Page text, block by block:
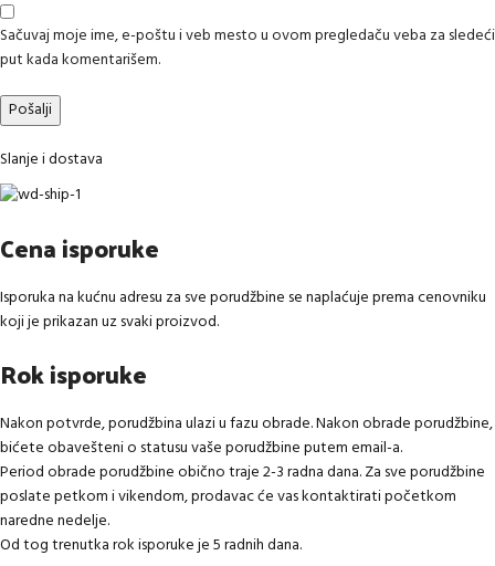
Sačuvaj moje ime, e-poštu i veb mesto u ovom pregledaču veba za sledeći
put kada komentarišem.
Slanje i dostava
Cena isporuke
Isporuka na kućnu adresu za sve porudžbine se naplaćuje prema cenovniku
koji je prikazan uz svaki proizvod.
Rok isporuke
Nakon potvrde, porudžbina ulazi u fazu obrade. Nakon obrade porudžbine,
bićete obavešteni o statusu vaše porudžbine putem email-a.
Period obrade porudžbine obično traje 2-3 radna dana. Za sve porudžbine
poslate petkom i vikendom, prodavac će vas kontaktirati početkom
naredne nedelje.
Od tog trenutka rok isporuke je 5 radnih dana.